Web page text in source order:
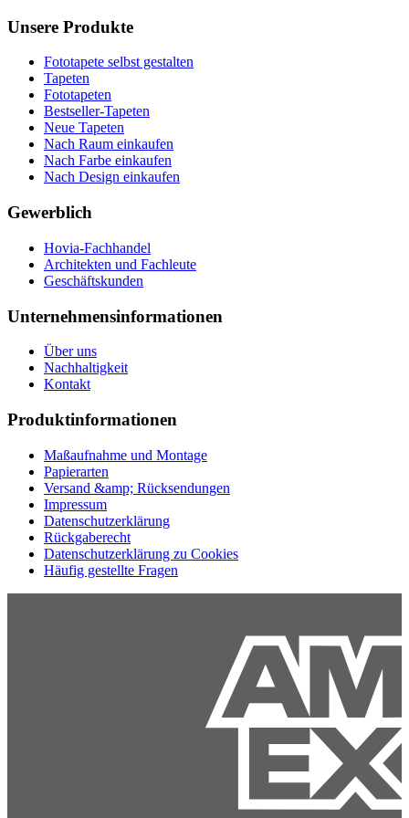
Unsere Produkte
Fototapete selbst gestalten
Tapeten
Fototapeten
Bestseller-Tapeten
Neue Tapeten
Nach Raum einkaufen
Nach Farbe einkaufen
Nach Design einkaufen
Gewerblich
Hovia-Fachhandel
Architekten und Fachleute
Geschäftskunden
Unternehmensinformationen
Über uns
Nachhaltigkeit
Kontakt
Produktinformationen
Maßaufnahme und Montage
Papierarten
Versand &amp; Rücksendungen
Impressum
Datenschutzerklärung
Rückgaberecht
Datenschutzerklärung zu Cookies
Häufig gestellte Fragen